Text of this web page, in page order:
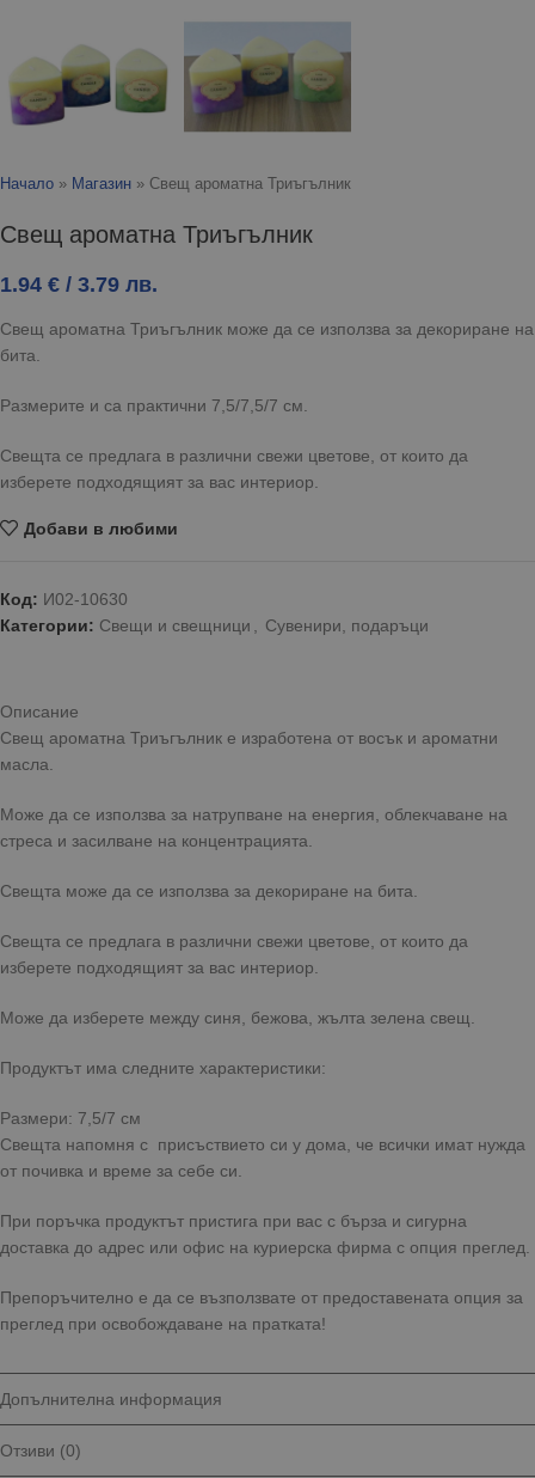
Начало » Магазин » Свещ ароматна Триъгълник
Свещ ароматна Триъгълник
1.94 € / 3.79 лв.
Свещ ароматна Триъгълник може да се използва за декориране на
бита.
Размерите и са практични 7,5/7,5/7 см.
Свещта се предлага в различни свежи цветове, от които да
изберете подходящият за вас интериор.
Добави в любими
Код: И02-10630
Категории: Свещи и свещници , Сувенири, подаръци
Описание
Свещ ароматна Триъгълник е изработена от восък и ароматни
масла.
Може да се използва за натрупване на енергия, облекчаване на
стреса и засилване на концентрацията.
Свещта може да се използва за декориране на бита.
Свещта се предлага в различни свежи цветове, от които да
изберете подходящият за вас интериор.
Може да изберете между синя, бежова, жълта зелена свещ.
Продуктът има следните характеристики:
Размери: 7,5/7 см
Свещта напомня с присъствието си у дома, че всички имат нужда
от почивка и време за себе си.
При поръчка продуктът пристига при вас с бърза и сигурна
доставка до адрес или офис на куриерска фирма с опция преглед.
Препоръчително е да се възползвате от предоставената опция за
преглед при освобождаване на пратката!
Допълнителна информация
Отзиви (0)